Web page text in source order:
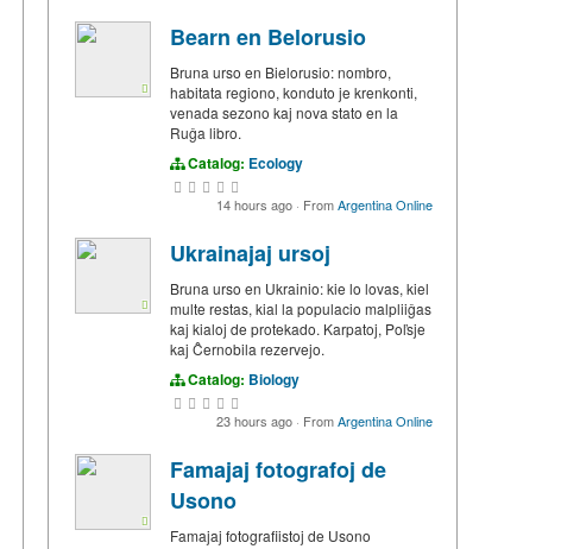
Bearn en Belorusio
Bruna urso en Bielorusio: nombro,
habitata regiono, konduto je krenkonti,
venada sezono kaj nova stato en la
Ruĝa libro.
Catalog: Ecology
14 hours ago · FromArgentina Online
Ukrainajaj ursoj
Bruna urso en Ukrainio: kie lo lovas, kiel
multe restas, kial la populacio malpliiĝas
kaj kialoj de protekado. Karpatoj, Poľsje
kaj Ĉernobila rezervejo.
Catalog: Biology
23 hours ago · FromArgentina Online
Famajaj fotografoj de
Usono
Famajaj fotografiistoj de Usono